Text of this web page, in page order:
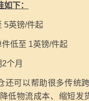
下：
5英镑/件起
低至 1英镑/件起
个月
还可以帮助很多传统
低物流成本、缩短发